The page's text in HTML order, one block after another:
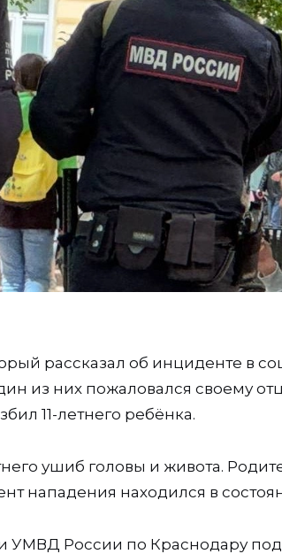
рассказал об инциденте в
из них пожаловался своему
11-летнего ребёнка.
ушиб головы и живота.
нападения находился в
УМВД России по Краснодару